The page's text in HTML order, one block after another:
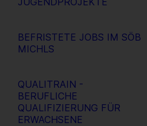
BEFRISTETE JOBS IM SÖB
MICHLS
QUALITRAIN -
BERUFLICHE
QUALIFIZIERUNG FÜR
ERWACHSENE